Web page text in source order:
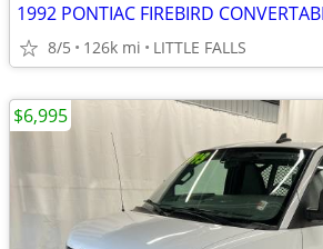
8/5 126k mi LITTLE FALLS
$6,995